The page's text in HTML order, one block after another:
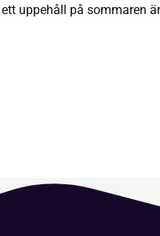
uppehåll på sommaren